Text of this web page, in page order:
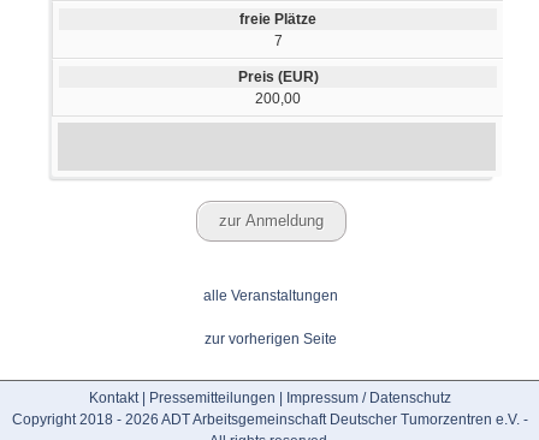
7
200,00
alle Veranstaltungen
zur vorherigen Seite
Kontakt| Pressemitteilungen
Impressum / Datenschutz
Copyright 2018 - 2026 ADT Arbeitsgemeinschaft Deutscher Tumorzentren e.V. -